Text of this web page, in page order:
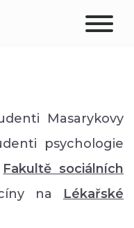
NÁS
Masarykovy
psychologie
Fakultě sociálních
na
Lékařské